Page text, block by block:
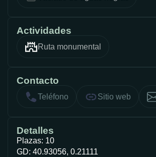
Actividades
Ruta monumental
Contacto
Teléfono Sitio web
Detalles
Plazas: 10
GD: 40.93056, 0.21111